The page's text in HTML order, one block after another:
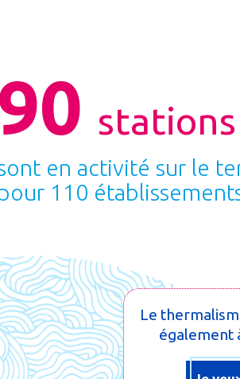
90
en activité sur le
110
Le
également